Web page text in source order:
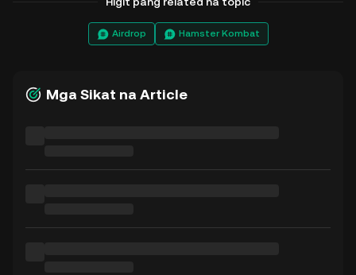
Airdrop Hamster Kombat
Mga Sikat na Article